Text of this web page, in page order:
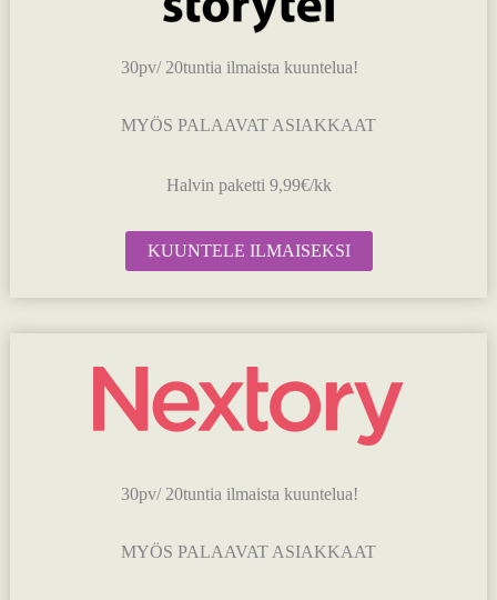
30pv/ 20tuntia ilmaista kuuntelua!
MYÖS PALAAVAT ASIAKKAAT
Halvin paketti 9,99€/kk
KUUNTELE ILMAISEKSI
30pv/ 20tuntia ilmaista kuuntelua!
MYÖS PALAAVAT ASIAKKAAT